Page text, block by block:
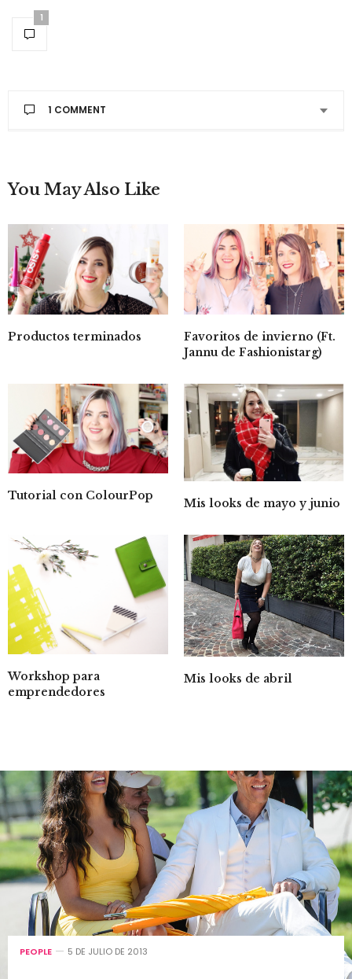
1
1 COMMENT
You May Also Like
Productos terminados
Favoritos de invierno (Ft.
Jannu de Fashionistarg)
Tutorial con ColourPop
Mis looks de mayo y junio
Workshop para
emprendedores
Mis looks de abril
PEOPLE 5 DE JULIO DE 2013